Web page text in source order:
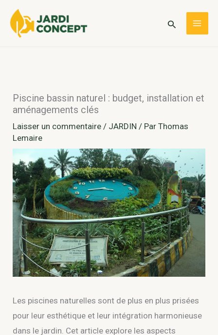
contenu
Rechercher
Piscine bassin naturel : budget, installation et
aménagements clés
Laisser un commentaire / JARDIN / ParThomas
Lemaire
Les piscines naturelles sont de plus en plus prisées
pour leur esthétique et leur intégration harmonieuse
dans le jardin. Cet article explore les aspects